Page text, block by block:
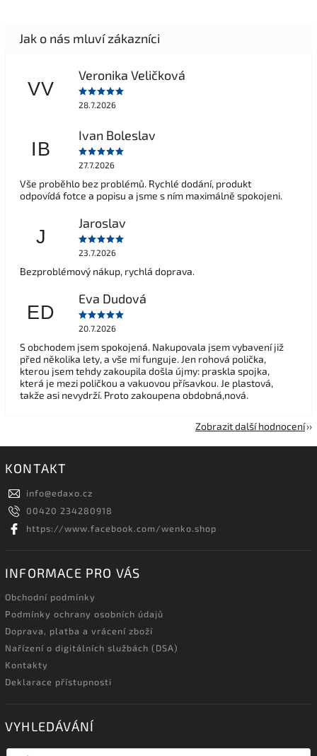
VV
Veronika Veličková
28.7.2026
IB
Ivan Boleslav
27.7.2026
Vše proběhlo bez problémů. Rychlé dodání, produkt
odpovídá fotce a popisu a jsme s ním maximálně spokojeni.
J
Jaroslav
23.7.2026
Bezproblémový nákup, rychlá doprava.
ED
Eva Dudová
20.7.2026
S obchodem jsem spokojená. Nakupovala jsem vybavení již
před několika lety, a vše mi funguje. Jen rohová polička,
kterou jsem tehdy zakoupila došla újmy: praskla spojka,
která je mezi poličkou a vakuovou přísavkou. Je plastová,
takže asi nevydrží. Proto zakoupena obdobná,nová.
Zobrazit další hodnocení
KONTAKT
info@edaxo.cz
00420 234280918
https://www.facebook.com/wenko.shop
INFORMACE PRO VÁS
Obchodní podmínky
Podmínky ochrany osobních údajů
Doprava, platba a vrácení zboží
Nařízení o digitálních službách (DSA)
Kontakty
Deklarace přístupnosti
VYHLEDÁVÁNÍ